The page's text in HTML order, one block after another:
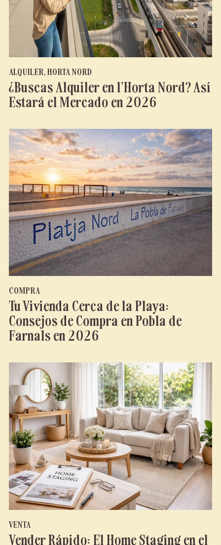
¿Buscas Alquiler en l’Horta Nord? Así
Estará el Mercado en 2026
ALQUILER,HORTA NORD
Tu Vivienda Cerca de la Playa:
Consejos de Compra en Pobla de
Farnals en 2026
COMPRA
Vender Rápido: El Home Staging en el
VENTA